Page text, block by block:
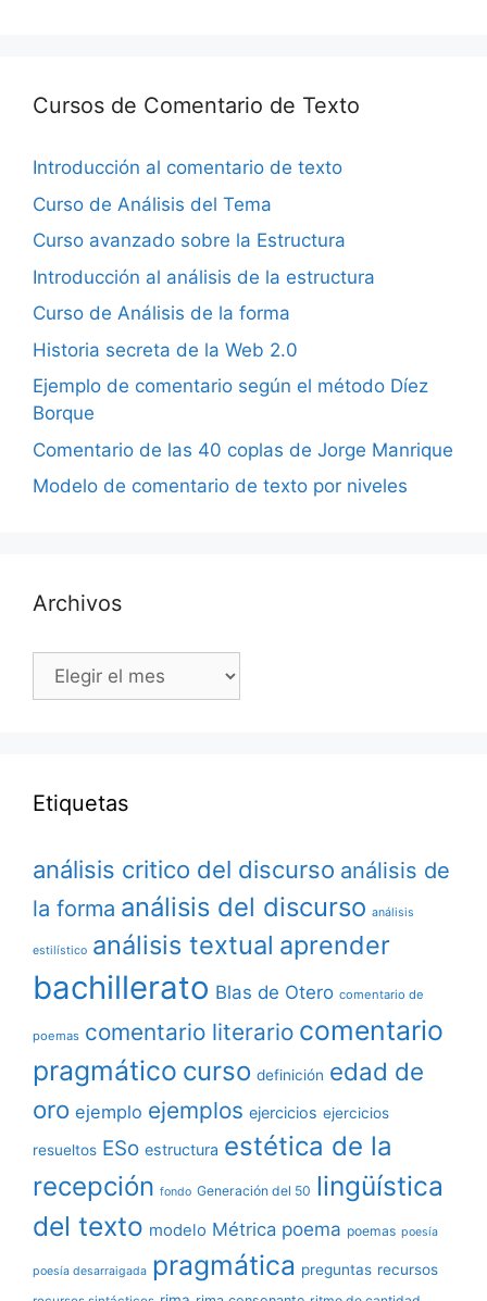
Cursos de Comentario de Texto
Introducción al comentario de texto
Curso de Análisis del Tema
Curso avanzado sobre la Estructura
Introducción al análisis de la estructura
Curso de Análisis de la forma
Historia secreta de la Web 2.0
Ejemplo de comentario según el método Díez
Borque
Comentario de las 40 coplas de Jorge Manrique
Modelo de comentario de texto por niveles
Archivos
Archivos
Etiquetas
análisis critico del discurso análisis de
la forma análisis del discurso análisis
estilístico análisis textual aprender
bachillerato Blas de Otero comentario de
poemas comentario literario comentario
pragmático curso definición edad de
oro ejemplo ejemplos ejercicios ejercicios
resueltos ESo estructura estética de la
recepción fondo Generación del 50 lingüística
del texto modelo Métrica poema poemas poesía
poesía desarraigada pragmática preguntas recursos